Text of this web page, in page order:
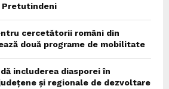
Pretutindeni
cercetătorii români din
două programe de mobilitate
includerea diasporei în
și regionale de dezvoltare